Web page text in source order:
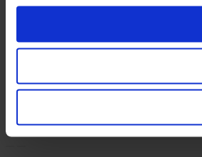
Copyright © 2022.Design & hosting by